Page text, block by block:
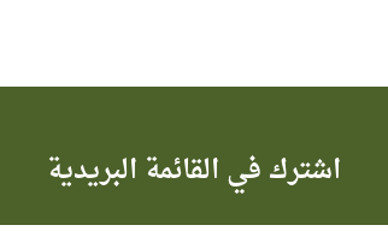
اشترك في القائمة البريدية